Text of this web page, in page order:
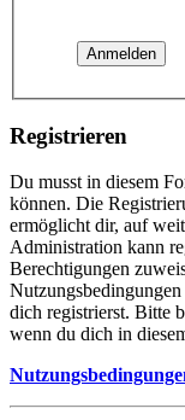
Registrieren
Du musst in diesem
können. Die
ermöglicht dir, auf
Administration kann
Berechtigungen
dich registrierst. Bitte
wenn du dich in